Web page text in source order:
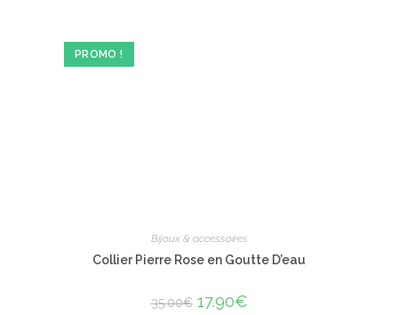
PROMO !
Bijoux & accessoires
Collier Pierre Rose en Goutte D’eau
35.00€ Le
prix
17.90€Le